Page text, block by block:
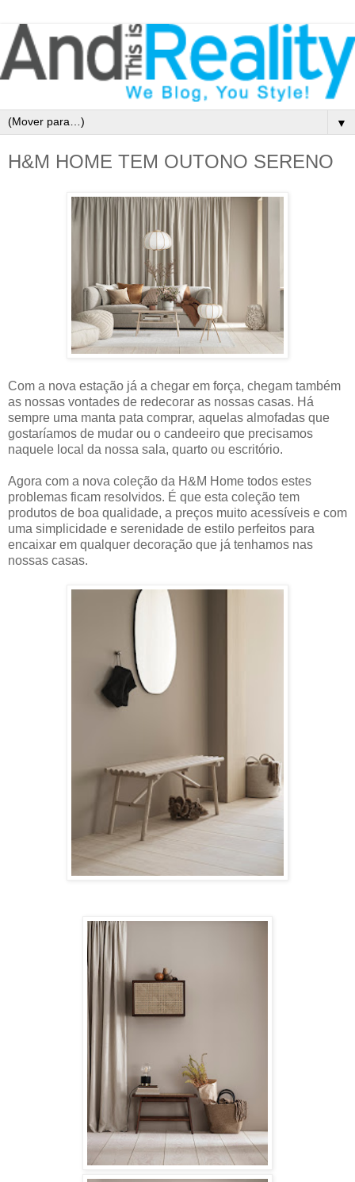
▼
H&M HOME TEM OUTONO SERENO
Com a nova estação já a chegar em força, chegam também
as nossas vontades de redecorar as nossas casas. Há
sempre uma manta pata comprar, aquelas almofadas que
gostaríamos de mudar ou o candeeiro que precisamos
naquele local da nossa sala, quarto ou escritório.
Agora com a nova coleção da H&M Home todos estes
problemas ficam resolvidos. É que esta coleção tem
produtos de boa qualidade, a preços muito acessíveis e com
uma simplicidade e serenidade de estilo perfeitos para
encaixar em qualquer decoração que já tenhamos nas
nossas casas.